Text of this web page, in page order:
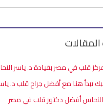
قلب في مصر بقيادة د. ياسر
يبدأ هنا مع أفضل جراح قلب د.
النحاس أفضل دكتور قلب في مصر